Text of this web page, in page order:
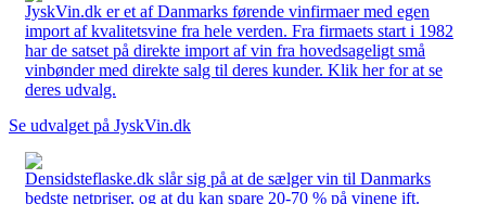
JyskVin.dk er et af Danmarks førende vinfirmaer med egen
import af kvalitetsvine fra hele verden. Fra firmaets start i 1982
har de satset på direkte import af vin fra hovedsageligt små
vinbønder med direkte salg til deres kunder. Klik her for at se
deres udvalg.
Se udvalget på JyskVin.dk
Densidsteflaske.dk slår sig på at de sælger vin til Danmarks
bedste netpriser, og at du kan spare 20-70 % på vinene ift.